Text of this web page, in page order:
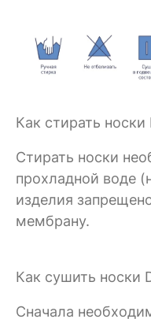
Как стирать
Стирать носки
прохладной воде
изделия
мембрану.
Как сушить носки
Сначала